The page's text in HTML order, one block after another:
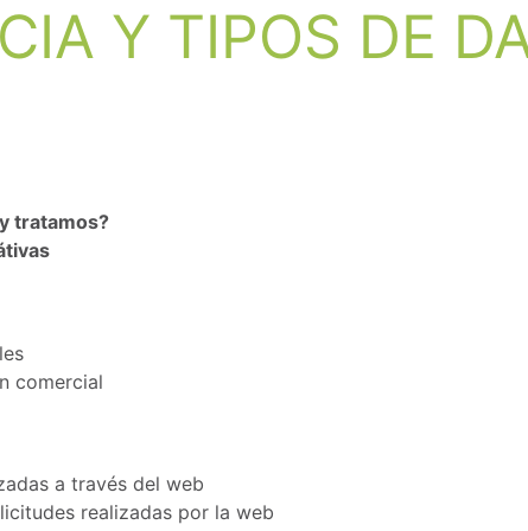
Y TIPOS DE
tratamos?
comercial
a través del web
realizadas por la web